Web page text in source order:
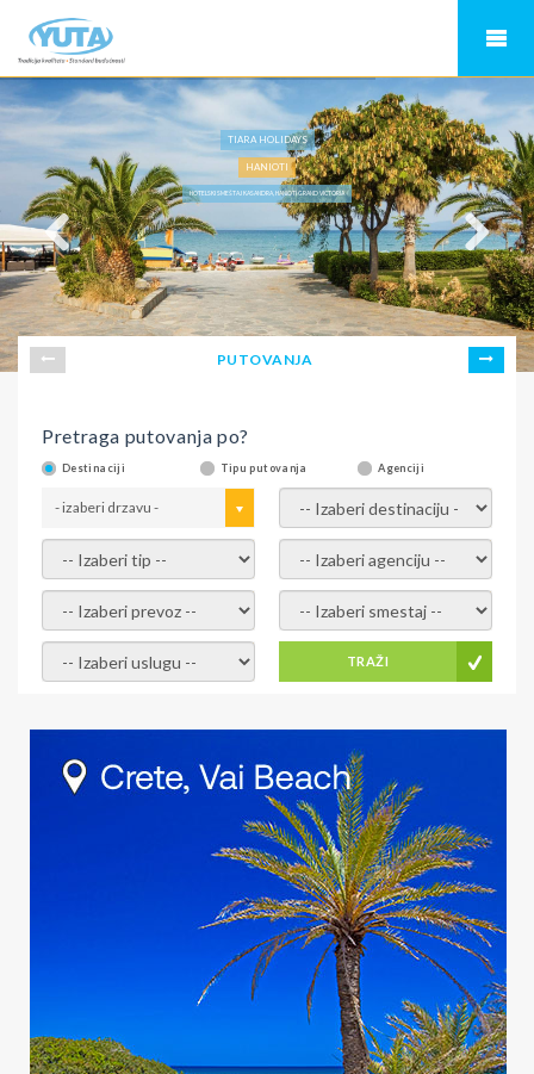
TIARA HOLIDAYS
HANIOTI
HOTELSKI SMEŠTAJ KASANDRA, HANIOTI GRAND VICTORIA
PUTOVANJA
Pretraga putovanja po?
Destinaciji Tipu putovanja Agenciji
- izaberi drzavu - - izaberi destinaciju -
- izaberi tip - - izaberi agenciju -
- izaberi prevoz - - Izaberite smestaj -
- Izaberite uslugu - TRAŽI